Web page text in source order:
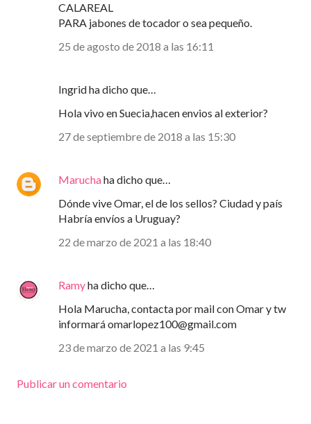
CALAREAL
PARA jabones de tocador o sea pequeño.
25 de agosto de 2018 a las 16:11
Ingrid ha dicho que…
Hola vivo en Suecia,hacen envios al exterior?
27 de septiembre de 2018 a las 15:30
Maruchaha dicho que…
Dónde vive Omar, el de los sellos? Ciudad y país
Habría envíos a Uruguay?
22 de marzo de 2021 a las 18:40
Ramyha dicho que…
Hola Marucha, contacta por mail con Omar y tw
informará omarlopez100@gmail.com
23 de marzo de 2021 a las 9:45
Publicar un comentario